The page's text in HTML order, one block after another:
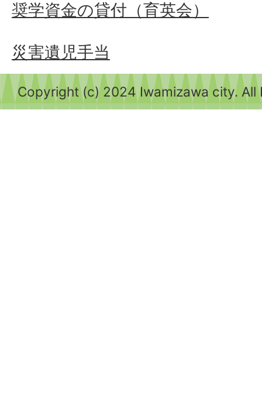
奨学資金の貸付（育英会）
災害遺児手当
Copyright (c) 2024 Iwamizawa city. All